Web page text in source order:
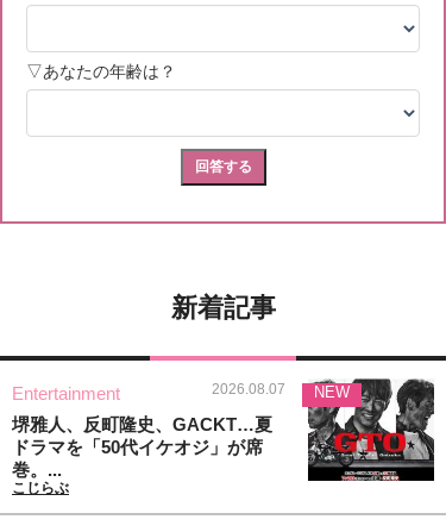
新着記事
Entertainment 2026.08.07
堺雅人、反町隆史、GACKT…夏
ドラマを「50代イケオジ」が席
巻。...
こじらぶ
NEW